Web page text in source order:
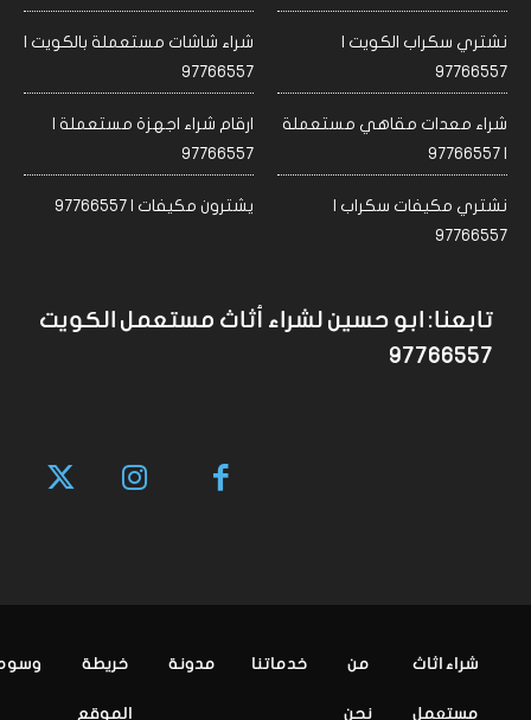
نشتري سكراب الكويت |
97766557
شراء شاشات مستعملة بالكويت |
97766557
شراء معدات مقاهي مستعملة
| 97766557
ارقام شراء اجهزة مستعملة |
97766557
نشتري مكيفات سكراب |
97766557
يشترون مكيفات | 97766557
تابعنا: ابو حسين لشراء أثاث مستعمل الكويت
97766557
شراء اثاث
مستعمل
من
نحن
خدماتنا مدونة خريطة
الموقع